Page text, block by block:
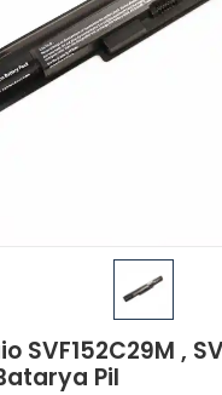
SVF152C29M ,
Pil